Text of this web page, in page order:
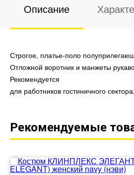
Описание
Строгое, платье-поло
Отложной воротник и манжеты
Рекомендуется
для работников гостиничного
Рекомендуемые